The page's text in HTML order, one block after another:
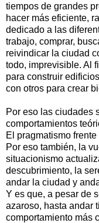
tiempos de grandes
hacer más eficiente,
dedicado a las
trabajo, comprar,
reivindicar la ciudad
todo, imprevisible. Al
para construir
con otros para crear
Por eso las ciudades
comportamientos
El pragmatismo
Por eso también, la
situacionismo
descubrimiento, la
andar la ciudad y
Y es que, a pesar de
azaroso, hasta andar
comportamiento más